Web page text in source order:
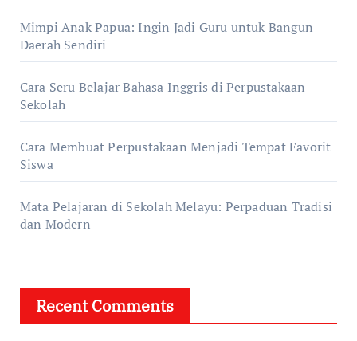
Mimpi Anak Papua: Ingin Jadi Guru untuk Bangun
Daerah Sendiri
Cara Seru Belajar Bahasa Inggris di Perpustakaan
Sekolah
Cara Membuat Perpustakaan Menjadi Tempat Favorit
Siswa
Mata Pelajaran di Sekolah Melayu: Perpaduan Tradisi
dan Modern
Recent Comments